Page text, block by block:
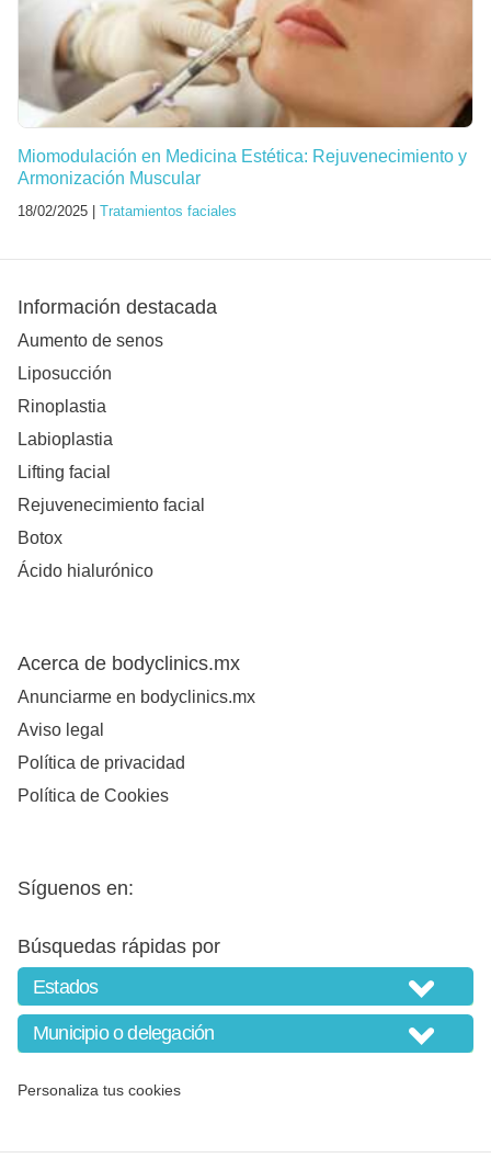
Miomodulación en Medicina Estética: Rejuvenecimiento y
Armonización Muscular
18/02/2025 | Tratamientos faciales
Información destacada
Aumento de senos
Liposucción
Rinoplastia
Labioplastia
Lifting facial
Rejuvenecimiento facial
Botox
Ácido hialurónico
Acerca de bodyclinics.mx
Anunciarme en bodyclinics.mx
Aviso legal
Política de privacidad
Política de Cookies
Síguenos en:
Búsquedas rápidas por
Personaliza tus cookies